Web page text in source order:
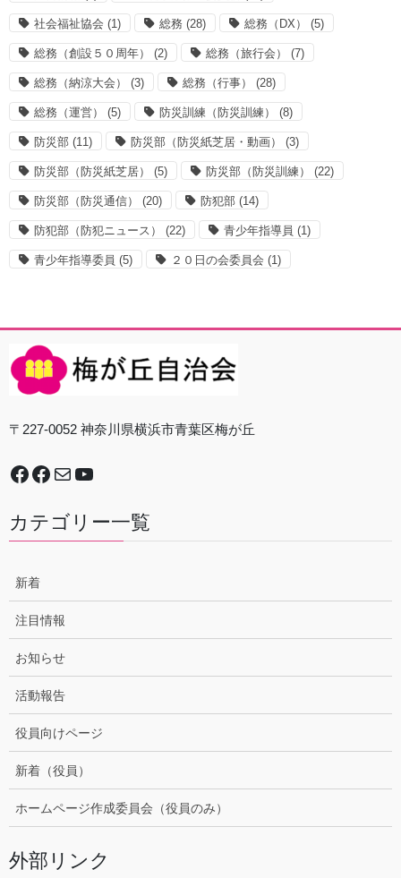
社会福祉協会 (1) 総務 (28) 総務（DX） (5)
総務（創設５０周年） (2) 総務（旅行会） (7)
総務（納涼大会） (3) 総務（行事） (28)
総務（運営） (5) 防災訓練（防災訓練） (8)
防災部 (11) 防災部（防災紙芝居・動画） (3)
防災部（防災紙芝居） (5) 防災部（防災訓練） (22)
防災部（防災通信） (20) 防犯部 (14)
防犯部（防犯ニュース） (22) 青少年指導員 (1)
青少年指導委員 (5) ２０日の会委員会 (1)
〒227-0052 神奈川県横浜市青葉区梅が丘
Facebook
谷本中学校地域防災拠点運営委員会MailYouTube
カテゴリー一覧
新着
注目情報
お知らせ
活動報告
役員向けページ
新着（役員）
ホームページ作成委員会（役員のみ）
外部リンク